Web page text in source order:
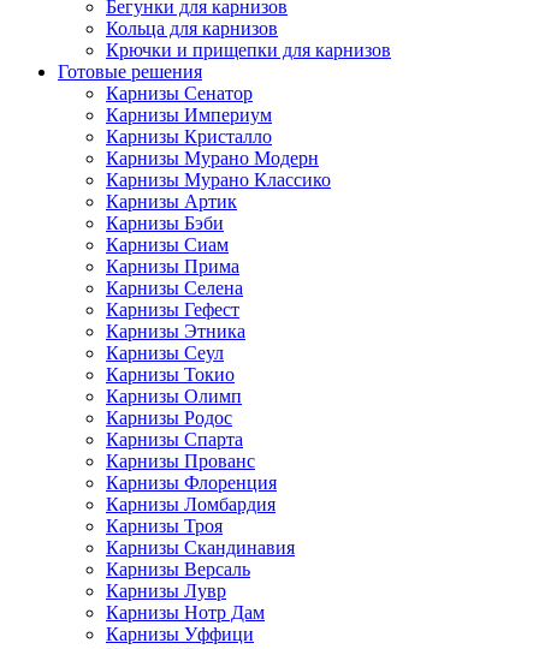
Бегунки для карнизов
Кольца для карнизов
Крючки и прищепки для карнизов
Готовые решения
Карнизы Сенатор
Карнизы Империум
Карнизы Кристалло
Карнизы Мурано Модерн
Карнизы Мурано Классико
Карнизы Артик
Карнизы Бэби
Карнизы Сиам
Карнизы Прима
Карнизы Селена
Карнизы Гефест
Карнизы Этника
Карнизы Сеул
Карнизы Токио
Карнизы Олимп
Карнизы Родос
Карнизы Спарта
Карнизы Прованс
Карнизы Флоренция
Карнизы Ломбардия
Карнизы Троя
Карнизы Скандинавия
Карнизы Версаль
Карнизы Лувр
Карнизы Нотр Дам
Карнизы Уффици